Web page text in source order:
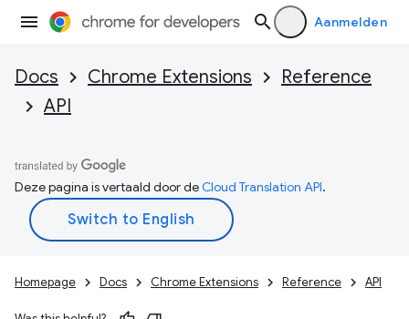
Aanmelden
Docs Chrome Extensions
Reference
API
Deze pagina is vertaald door deCloud Translation API.
Homepage Docs Chrome Extensions Reference API